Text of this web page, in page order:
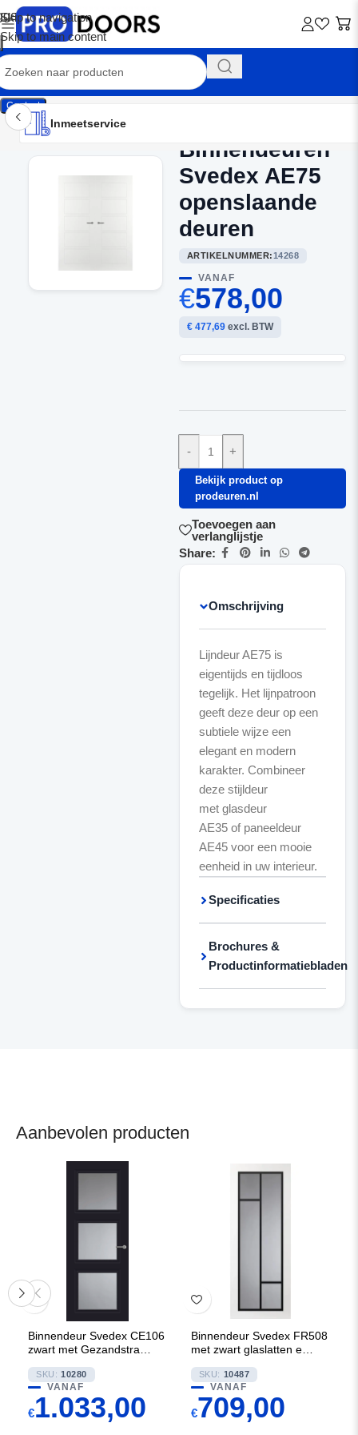
Skip to navigation
Skip to main content
Contact
Inmeetservice
Montageservice
Advies op maat
Showroom
Inmeetservice
Binnendeuren
Svedex AE75
openslaande
deuren
ARTIKELNUMMER:14268
VANAF
€578,00
€ 477,69excl. BTW
- +
Bekijk product op
prodeuren.nl
Toevoegen aan
verlanglijstje
Share:
Omschrijving
Lijndeur AE75 is
eigentijds en tijdloos
tegelijk. Het lijnpatroon
geeft deze deur op een
subtiele wijze een
elegant en modern
karakter. Combineer
deze stijldeur
met glasdeur
AE35 of paneeldeur
AE45 voor een mooie
eenheid in uw interieur.
Specificaties
Brochures &
Productinformatiebladen
Aanbevolen producten
Binnendeur Svedex CE106
zwart met Gezandstraald
SKU: 10280
VANAF
€1.033,00
Binnendeur Svedex FR508
met zwart glaslatten en
SKU: 10487
VANAF
€709,00